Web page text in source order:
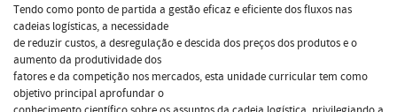
Tendo como ponto de partida a gestão eficaz e eficiente dos fluxos nas
cadeias logísticas, a necessidade
de reduzir custos, a desregulação e descida dos preços dos produtos e o
aumento da produtividade dos
fatores e da competição nos mercados, esta unidade curricular tem como
objetivo principal aprofundar o